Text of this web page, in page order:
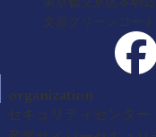
文京グリーンコー
organization
セキュリティセンター